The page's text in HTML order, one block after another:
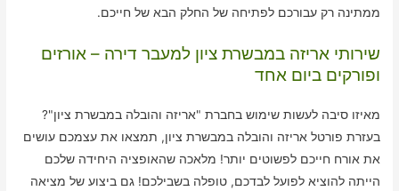
ממתינה רק עבורכם לפתיחה של החלק הבא של חייכם.
שירותי אריזה במבשרת ציון למעבר דירה – אורזים
ופורקים ביום אחד
מאיזו סיבה לעשות שימוש בחברת "אריזה והובלה במבשרת ציון"?
בעזרת פורטל אריזה והובלה במבשרת ציון, תמצאו את עצמכם עושים
את אורח חייכם לפשוטים יותר! מלאכה שהאופציה היחידה שלכם
הייתה להוציא לפועל לבדכם, טופלה בשבילכם! גם ביצוע של מציאה